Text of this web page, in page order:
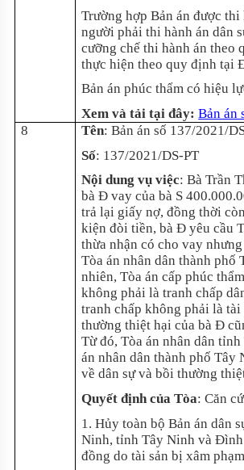
Trường hợp Bản án được
người phải thi hành án dân
cưỡng chế thi hành án theo
thực hiện theo quy định tại
Bản án phúc thẩm có hiệu
Xem và tải tại đây: Bản án
8
Tên: Bản án số 137/2021/
Số: 137/2021/DS-PT
Nội dung vụ việc: Bà Trần
bà Đ vay của bà S
trả lại giấy nợ, đồng thời
kiện đòi tiền, bà Đ yêu cầu
thừa nhận có cho vay
Tòa án nhân dân thành
nhiên, Tòa án cấp phúc
không phải là tranh chấp
tranh chấp không phải là
thường thiệt hại của bà Đ
Từ đó, Tòa án nhân dân
án nhân dân thành phố
về dân sự và bồi thường
Quyết định của Tòa: Căn
1. Hủy toàn bộ Bản án dân
Ninh, tỉnh Tây Ninh và Đình
đồng do tài sản bị xâm